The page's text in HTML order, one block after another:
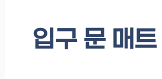
입구 문 매트